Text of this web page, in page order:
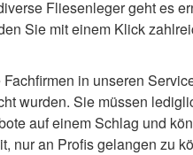
Fliesenleger geht es
Sie mit einem Klick
in unseren
wurden. Sie müssen
auf einem Schlag und
nur an Profis gelangen zu